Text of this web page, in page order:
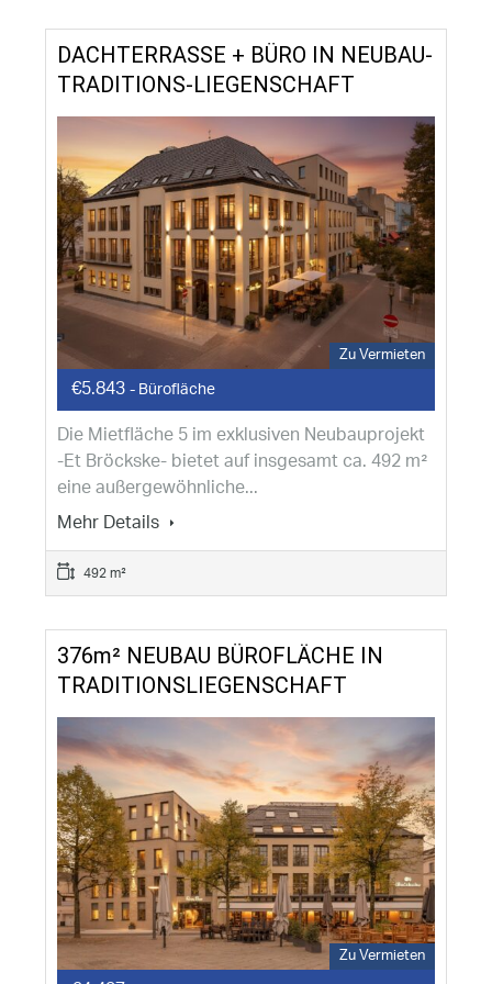
DACHTERRASSE + BÜRO IN NEUBAU-
TRADITIONS-LIEGENSCHAFT
Zu Vermieten
€5.843 - Bürofläche
Die Mietfläche 5 im exklusiven Neubauprojekt
-Et Bröckske- bietet auf insgesamt ca. 492 m²
eine außergewöhnliche...
Mehr Details
492 m²
376m² NEUBAU BÜROFLÄCHE IN
TRADITIONSLIEGENSCHAFT
Zu Vermieten